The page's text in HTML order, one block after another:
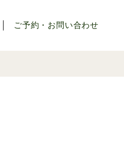
ご予約・お問い合わせ